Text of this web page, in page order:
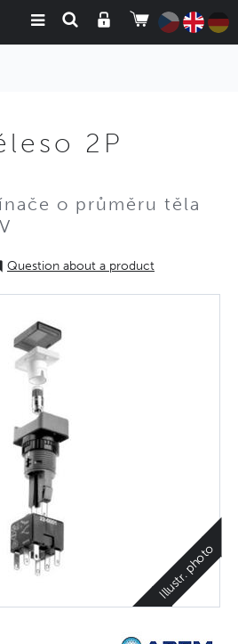
2P
o průměru těla
Question about a product
Illustr. photo